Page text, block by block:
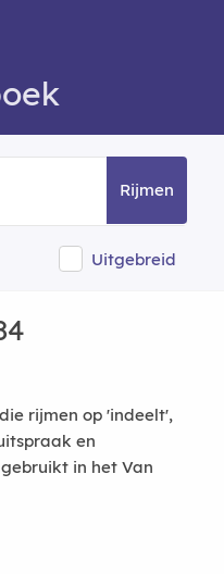
Rijmen
Uitgebreid
rijmen op 'indeelt',
en
in het Van